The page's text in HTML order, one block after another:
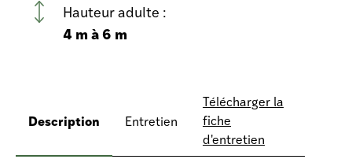
Hauteur adulte :
4 m à 6 m
Description Entretien
Télécharger la
fiche
d'entretien